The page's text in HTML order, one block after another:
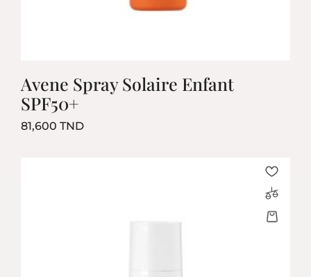
Avene Spray Solaire Enfant
SPF50+
81,600 TNDPrix